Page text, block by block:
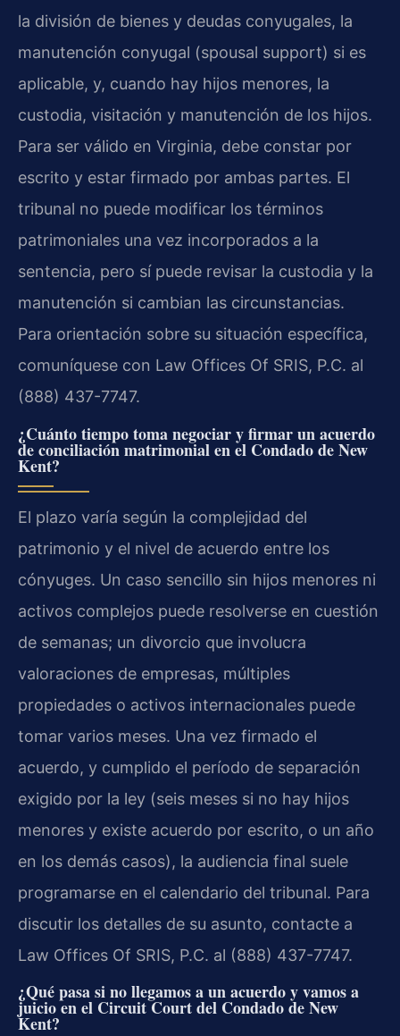
la división de bienes y deudas conyugales, la
manutención conyugal (spousal support) si es
aplicable, y, cuando hay hijos menores, la
custodia, visitación y manutención de los hijos.
Para ser válido en Virginia, debe constar por
escrito y estar firmado por ambas partes. El
tribunal no puede modificar los términos
patrimoniales una vez incorporados a la
sentencia, pero sí puede revisar la custodia y la
manutención si cambian las circunstancias.
Para orientación sobre su situación específica,
comuníquese con Law Offices Of SRIS, P.C. al
(888) 437-7747.
¿Cuánto tiempo toma negociar y firmar un acuerdo
de conciliación matrimonial en el Condado de New
Kent?
El plazo varía según la complejidad del
patrimonio y el nivel de acuerdo entre los
cónyuges. Un caso sencillo sin hijos menores ni
activos complejos puede resolverse en cuestión
de semanas; un divorcio que involucra
valoraciones de empresas, múltiples
propiedades o activos internacionales puede
tomar varios meses. Una vez firmado el
acuerdo, y cumplido el período de separación
exigido por la ley (seis meses si no hay hijos
menores y existe acuerdo por escrito, o un año
en los demás casos), la audiencia final suele
programarse en el calendario del tribunal. Para
discutir los detalles de su asunto, contacte a
Law Offices Of SRIS, P.C. al (888) 437-7747.
¿Qué pasa si no llegamos a un acuerdo y vamos a
juicio en el Circuit Court del Condado de New
Kent?